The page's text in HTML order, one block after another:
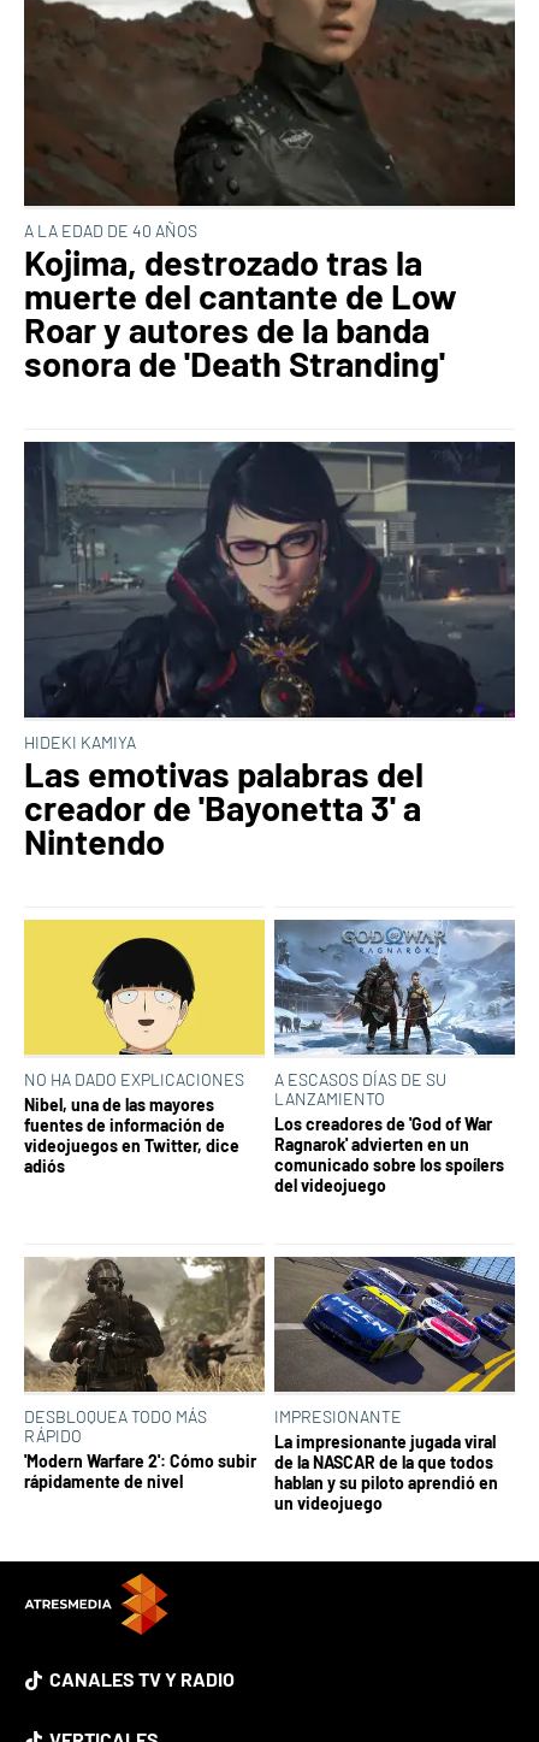
A LA EDAD DE 40 AÑOS
Kojima, destrozado tras la
muerte del cantante de Low
Roar y autores de la banda
sonora de 'Death Stranding'
HIDEKI KAMIYA
Las emotivas palabras del
creador de 'Bayonetta 3' a
Nintendo
NO HA DADO EXPLICACIONES
Nibel, una de las mayores
fuentes de información de
videojuegos en Twitter, dice
adiós
A ESCASOS DÍAS DE SU
LANZAMIENTO
Los creadores de 'God of War
Ragnarok' advierten en un
comunicado sobre los spoílers
del videojuego
DESBLOQUEA TODO MÁS
RÁPIDO
'Modern Warfare 2': Cómo subir
rápidamente de nivel
IMPRESIONANTE
La impresionante jugada viral
de la NASCAR de la que todos
hablan y su piloto aprendió en
un videojuego
CANALES TV Y RADIO